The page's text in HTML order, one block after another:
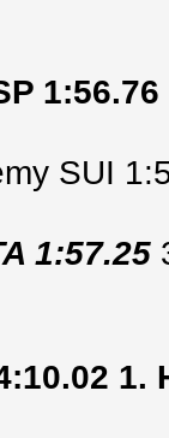
SUI
1:57.25
1.